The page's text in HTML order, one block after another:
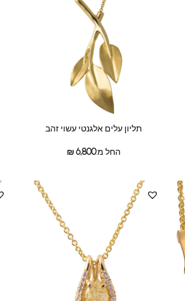
תליון עלים אלגנטי עשוי זהב
החל מ: ₪6,800